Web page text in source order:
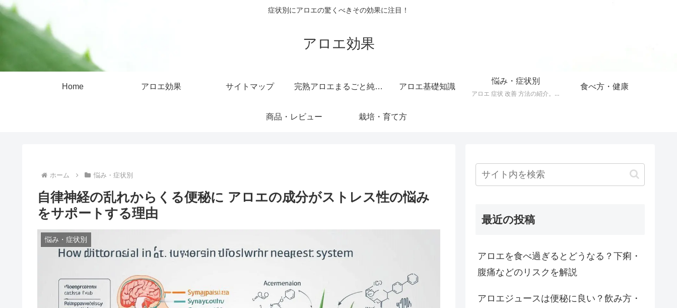
症状別にアロエの驚くべきその効果に注目！
アロエ効果
Home アロエ効果 サイトマップ 完熟アロエまるごと純しぼり 純度 100 ％ 無添加 原液 ジュース アロエ基礎知識
悩み・症状別
アロエ 症状 改善 方法の紹介。40以上の症状をアロエで改善する方法。
食べ方・健康
商品・レビュー 栽培・育て方
ホーム 悩み・症状別
自律神経の乱れからくる便秘に アロエの成分がストレス性の悩み
をサポートする理由
悩み・症状別
最近の投稿
アロエを食べ過ぎるとどうなる？下痢・
腹痛などのリスクを解説
アロエジュースは便秘に良い？飲み方・